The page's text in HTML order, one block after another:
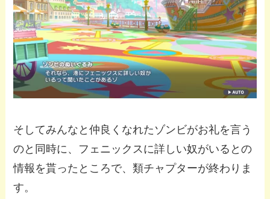
そしてみんなと仲良くなれたゾンビがお礼を言う
のと同時に、フェニックスに詳しい奴がいるとの
情報を貰ったところで、類チャプターが終わりま
す。